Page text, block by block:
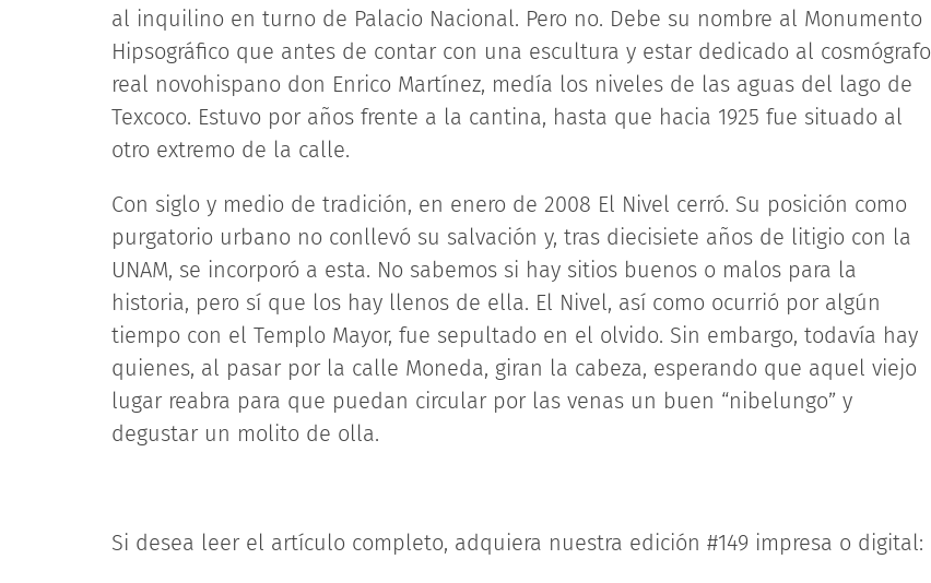
al inquilino en turno de Palacio Nacional. Pero no. Debe su nombre al Monumento
Hipsográfico que antes de contar con una escultura y estar dedicado al cosmógrafo
real novohispano don Enrico Martínez, medía los niveles de las aguas del lago de
Texcoco. Estuvo por años frente a la cantina, hasta que hacia 1925 fue situado al
otro extremo de la calle.
Con siglo y medio de tradición, en enero de 2008 El Nivel cerró. Su posición como
purgatorio urbano no conllevó su salvación y, tras diecisiete años de litigio con la
UNAM, se incorporó a esta. No sabemos si hay sitios buenos o malos para la
historia, pero sí que los hay llenos de ella. El Nivel, así como ocurrió por algún
tiempo con el Templo Mayor, fue sepultado en el olvido. Sin embargo, todavía hay
quienes, al pasar por la calle Moneda, giran la cabeza, esperando que aquel viejo
lugar reabra para que puedan circular por las venas un buen “nibelungo” y
degustar un molito de olla.
Si desea leer el artículo completo, adquiera nuestra edición #149 impresa o digital: